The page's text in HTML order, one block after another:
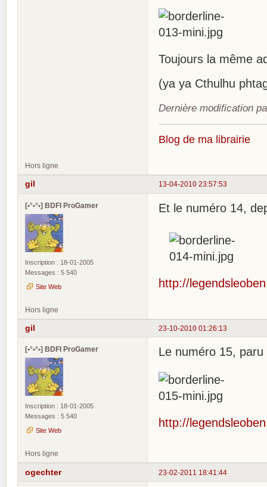
Toujours la même
(ya ya Cthulhu
Dernière modification
Blog de ma librairie
Hors ligne
13-04-2010 23:57:53
gil
[•°•°•] BDFI ProGamer
Inscription : 18-01-2005
Messages : 5 540
Site Web
Et le numéro 14,
http://
Hors ligne
23-10-2010 01:26:13
gil
[•°•°•] BDFI ProGamer
Inscription : 18-01-2005
Messages : 5 540
Site Web
Le numéro 15,
http://
Hors ligne
23-02-2011 18:41:44
ogechter